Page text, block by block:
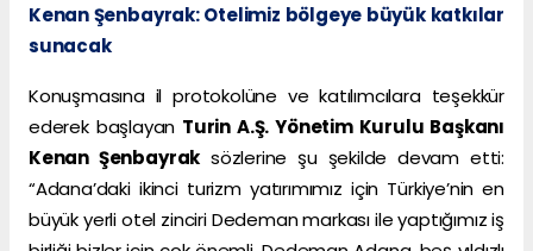
Kenan Şenbayrak: Otelimiz bölgeye büyük katkılar
sunacak
Konuşmasına il protokolüne ve katılımcılara teşekkür
ederek başlayan Turin A.Ş. Yönetim Kurulu Başkanı
Kenan Şenbayrak sözlerine şu şekilde devam etti:
“Adana’daki ikinci turizm yatırımımız için Türkiye’nin en
büyük yerli otel zinciri Dedeman markası ile yaptığımız iş